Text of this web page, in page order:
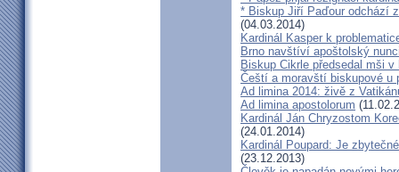
* Biskup Jiří Paďour odchází
(04.03.2014)
Kardinál Kasper k
Brno navštíví apoštolský
Biskup Cikrle předsedal mši
Čeští a moravští biskupové u
Ad limina 2014: živě z
Ad limina apostolorum
Kardinál Ján Chryzostom
(24.01.2014)
Kardinál Poupard: Je
(23.12.2013)